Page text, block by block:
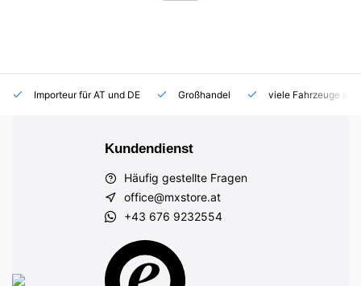
Importeur für AT und DE Großhandel viele Fahrzeuge auf
Kundendienst
Häufig gestellte Fragen
office@mxstore.at
+43 676 9232554